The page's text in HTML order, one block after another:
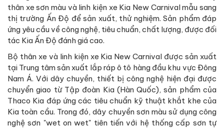
thân xe sơn màu và linh kiện xe Kia New Carnival mẫu sang
thị trường Ấn Độ để sản xuất, thử nghiệm. Sản phẩm đáp
ứng yêu cầu về công nghệ, tiêu chuẩn, chất lượng, được đối
tác Kia Ấn Độ đánh giá cao.
Bộ thân xe và linh kiện xe Kia New Carnival được sản xuất
tại Trung tâm sản xuất lắp ráp ô tô hàng đầu khu vực Đông
Nam Á. Với dây chuyền, thiết bị công nghệ hiện đại được
chuyển giao từ Tập đoàn Kia (Hàn Quốc), sản phẩm của
Thaco Kia đáp ứng các tiêu chuẩn kỹ thuật khắt khe của
Kia toàn cầu. Trong đó, dây chuyền sơn màu sử dụng công
nghệ sơn "wet on wet" tiên tiến với hệ thống cấp sơn tự